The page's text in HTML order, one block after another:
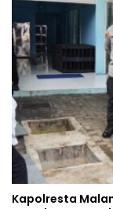
Kapolresta